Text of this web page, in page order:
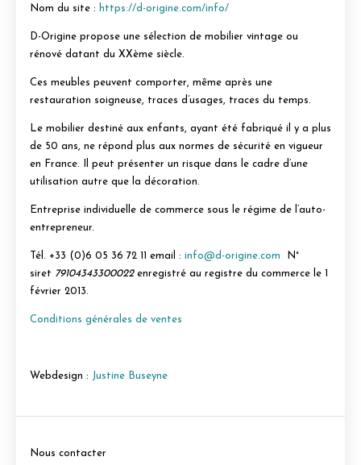
Nom du site : https://d-origine.com/info/
D-Origine propose une sélection de mobilier vintage ou
rénové datant du XXème siècle.
Ces meubles peuvent comporter, même après une
restauration soigneuse, traces d’usages, traces du temps.
Le mobilier destiné aux enfants, ayant été fabriqué il y a plus
de 50 ans, ne répond plus aux normes de sécurité en vigueur
en France. Il peut présenter un risque dans le cadre d’une
utilisation autre que la décoration.
Entreprise individuelle de commerce sous le régime de l’auto-
entrepreneur.
Tél. +33 (0)6 05 36 72 11 email : info@d-origine.com
N°
siret 79104343300022 enregistré au registre du commerce le 1
février 2013.
Conditions générales de ventes
Webdesign : Justine Buseyne
Nous contacter